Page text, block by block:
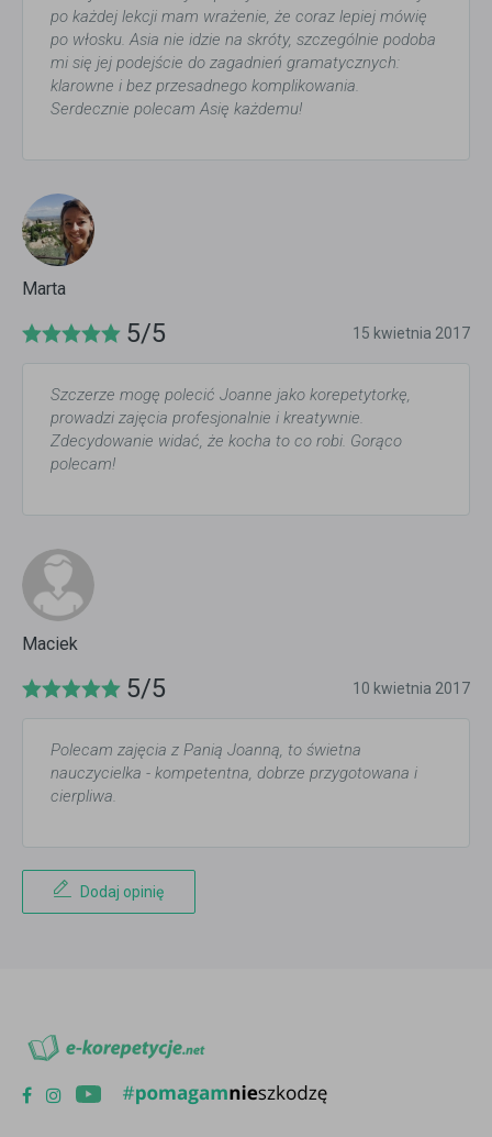
po każdej lekcji mam wrażenie, że coraz lepiej mówię
po włosku. Asia nie idzie na skróty, szczególnie podoba
mi się jej podejście do zagadnień gramatycznych:
klarowne i bez przesadnego komplikowania.
Serdecznie polecam Asię każdemu!
Marta
5/5 15 kwietnia 2017
Szczerze mogę polecić Joanne jako korepetytorkę,
prowadzi zajęcia profesjonalnie i kreatywnie.
Zdecydowanie widać, że kocha to co robi. Gorąco
polecam!
Maciek
5/5 10 kwietnia 2017
Polecam zajęcia z Panią Joanną, to świetna
nauczycielka - kompetentna, dobrze przygotowana i
cierpliwa.
Dodaj opinię